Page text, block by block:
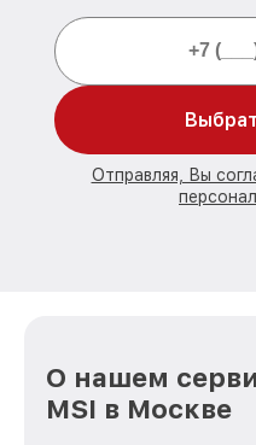
Отправляя, Вы
О нашем
MSI в Москве